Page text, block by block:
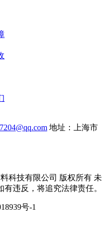
地址：上海市
科技有限公司 版权所有 未
违反，将追究法律责任。
号-1